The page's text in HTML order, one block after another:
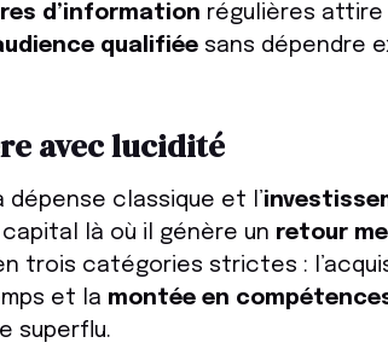
d’information régulières
qualifiée sans dépendre
avec lucidité
classique et l’
là où il génère un retour
trois catégories strictes :
et la montée en
superflu.